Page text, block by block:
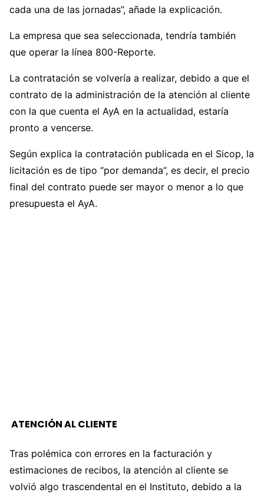
cada una de las jornadas”, añade la explicación.
La empresa que sea seleccionada, tendría también
que operar la línea 800-Reporte.
La contratación se volvería a realizar, debido a que el
contrato de la administración de la atención al cliente
con la que cuenta el AyA en la actualidad, estaría
pronto a vencerse.
Según explica la contratación publicada en el Sicop, la
licitación es de tipo “por demanda”, es decir, el precio
final del contrato puede ser mayor o menor a lo que
presupuesta el AyA.
ATENCIÓN AL CLIENTE
Tras polémica con errores en la facturación y
estimaciones de recibos, la atención al cliente se
volvió algo trascendental en el Instituto, debido a la